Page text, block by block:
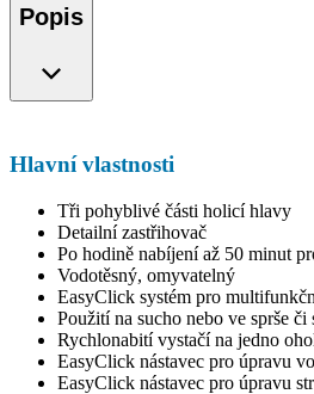
Popis
Hlavní vlastnosti
Tři pohyblivé části holicí hlavy
Detailní zastřihovač
Po hodině nabíjení až 50 minut
Vodotěsný, omyvatelný
EasyClick systém pro
Použití na sucho nebo ve sprše či
Rychlonabití vystačí na jedno
EasyClick nástavec pro úpravu
EasyClick nástavec pro úpravu